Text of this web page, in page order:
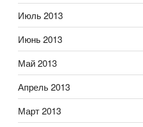
Июль 2013
Июнь 2013
Май 2013
Апрель 2013
Март 2013